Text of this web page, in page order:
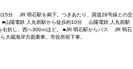
15分 JR 明石駅を南下。つきあたり、国道28号線との交
■山陽電鉄 人丸前駅から徒歩約10分 山陽電鉄 人丸前駅
右折し、西へ300ｍほど。 ■JR 明石駅からバス JR 明石
大蔵海岸方面乗車。市役所前下車。